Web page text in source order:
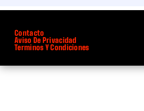
Contacto
Aviso De Privacidad
Terminos Y Condiciones